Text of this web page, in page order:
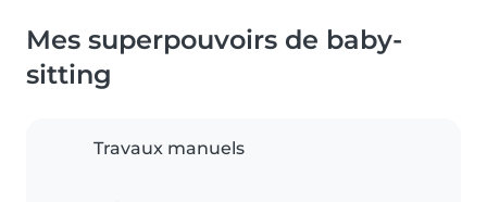
Mes superpouvoirs de baby-
sitting
Travaux manuels